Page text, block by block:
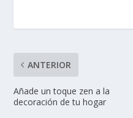
ANTERIOR
Añade un toque zen a la
decoración de tu hogar